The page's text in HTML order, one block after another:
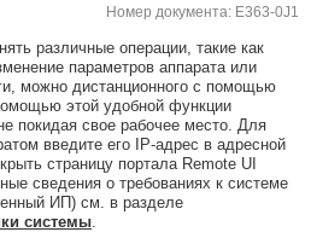
Номер документа: E363-0J1
различные операции, такие как
параметров аппарата или
можно дистанционного с помощью
этой удобной функции
покидая свое рабочее место. Для
введите его IP-адрес в адресной
страницу портала Remote UI
сведения о требованиях к системе
ИП) см. в разделе
системы.